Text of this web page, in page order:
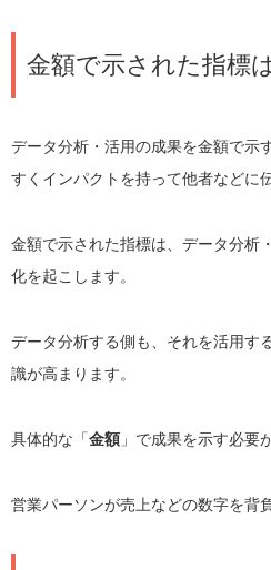
金額で示された指標
データ分析・活用の成果を金額で示
すくインパクトを持って他者などに
金額で示された指標は、データ分析
化を起こします。
データ分析する側も、それを活用す
識が高まります。
具体的な「金額」で成果を示す必要
営業パーソンが売上などの数字を背